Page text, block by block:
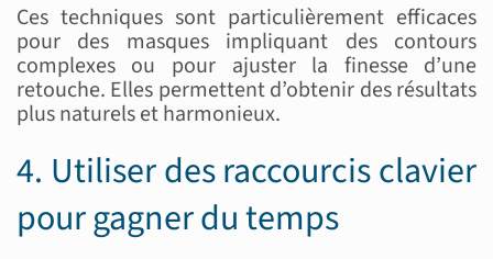
Ces techniques sont particulièrement efficaces
pour des masques impliquant des contours
complexes ou pour ajuster la finesse d’une
retouche. Elles permettent d’obtenir des résultats
plus naturels et harmonieux.
4. Utiliser des raccourcis clavier
pour gagner du temps